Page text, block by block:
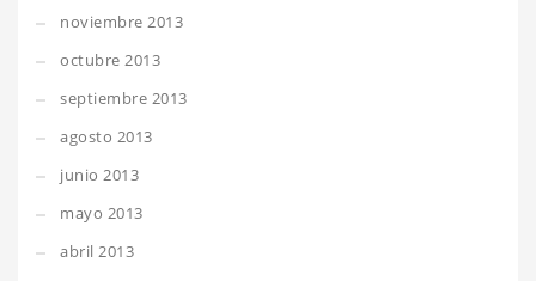
noviembre 2013
octubre 2013
septiembre 2013
agosto 2013
junio 2013
mayo 2013
abril 2013